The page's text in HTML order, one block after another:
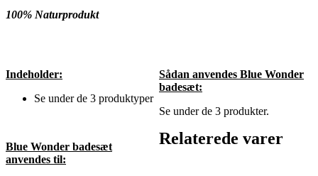
100% Naturprodukt
Indeholder:
Se under de 3 produktyper
Blue Wonder badesæt
anvendes til:
Sådan anvendes Blue Wonder
badesæt:
Se under de 3 produkter.
Relaterede varer